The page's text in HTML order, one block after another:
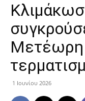
Μετέωρη
1 Ιουνίου 2026